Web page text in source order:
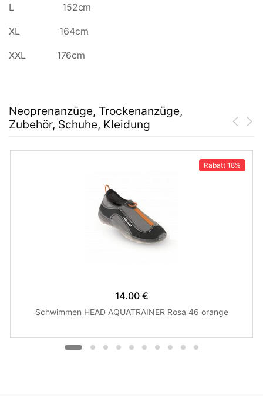
L 152cm
XL 164cm
XXL 176cm
Neoprenanzüge, Trockenanzüge,
Zubehör, Schuhe, Kleidung
Rabatt 18%
14.00 €
Schwimmen HEAD AQUATRAINER Rosa 46 orange